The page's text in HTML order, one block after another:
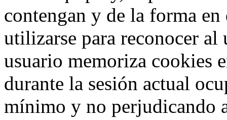
contengan y de la forma
utilizarse para reconocer
usuario memoriza cookies
durante la sesión actual
mínimo y no perjudicando